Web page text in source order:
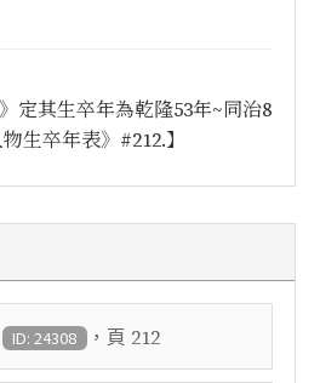
定其生卒年為乾隆53年~同治8
生卒年表》#212.】
ID: 24308 ，頁 212